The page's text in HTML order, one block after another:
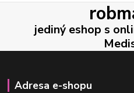
jediný eshop s
Adresa e-shopu